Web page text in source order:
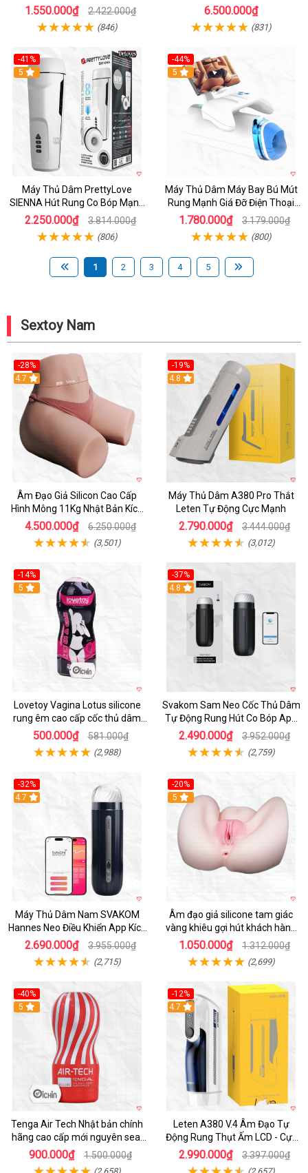
1.550.000₫ 2.422.000₫
(846)
App
6.500.000₫
(831)
-41%
Hot
5
Máy Thủ Dâm PrettyLove
SIENNA Hút Rung Co Bóp Mạnh
Mẽ Nam
2.250.000₫ 3.814.000₫
(806)
-44%
Hot
5
Máy Thủ Dâm Máy Bay Bú Mút
Rung Mạnh Giá Đỡ Điện Thoại
Chính Hãng
1.780.000₫ 3.179.000₫
(800)
1 2 3 4 5
Sextoy Nam
-28%
4.7
Âm Đạo Giả Silicon Cao Cấp
Hình Mông 11Kg Nhật Bản Kích
Thước Như Thật
4.500.000₫ 6.250.000₫
(3,501)
-19%
Hot
4.8
Máy Thủ Dâm A380 Pro Thắt
Leten Tự Động Cực Mạnh
2.790.000₫ 3.444.000₫
(3,012)
-14%
Hot
5
Lovetoy Vagina Lotus silicone
rung êm cao cấp cốc thủ dâm
nam
500.000₫ 581.000₫
(2,988)
-37%
4.8
Svakom Sam Neo Cốc Thủ Dâm
Tự Động Rung Hút Co Bóp App
Điều Khiển
2.490.000₫ 3.952.000₫
(2,759)
-32%
Hot
4.7
Máy Thủ Dâm Nam SVAKOM
Hannes Neo Điều Khiển App Kích
Thích
2.690.000₫ 3.955.000₫
(2,715)
-20%
Hot
5
Âm đạo giả silicone tam giác
vàng khiêu gợi hút khách hàng
nam
1.050.000₫ 1.312.000₫
(2,699)
-40%
Hot
5
Tenga Air Tech Nhật bản chính
hãng cao cấp mới nguyên seal
giá tốt
900.000₫ 1.500.000₫
-12%
Hot
4.7
Leten A380 V.4 Âm Đạo Tự
Động Rung Thụt Ấm LCD - Cực
Phê
2.990.000₫ 3.397.000₫